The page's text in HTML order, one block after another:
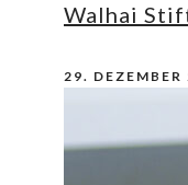
Walhai
29. DEZEMBER